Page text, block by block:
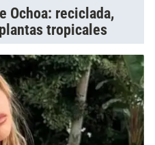
Ochoa: reciclada,
tropicales